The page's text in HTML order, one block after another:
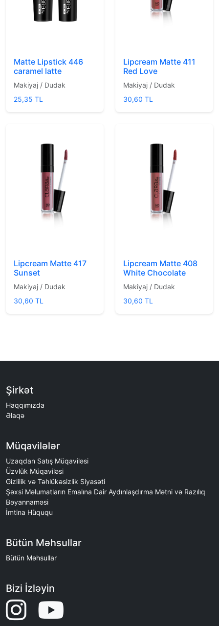
Matte Lipstick 446
caramel latte
Makiyaj / Dudak
25,35 TL
Lipcream Matte 411
Red Love
Makiyaj / Dudak
30,60 TL
Lipcream Matte 417
Sunset
Makiyaj / Dudak
30,60 TL
Lipcream Matte 408
White Chocolate
Makiyaj / Dudak
30,60 TL
Şirkət
Haqqımızda
Əlaqə
Müqavilələr
Uzaqdan Satış Müqaviləsi
Üzvlük Müqaviləsi
Gizlilik və Təhlükəsizlik Siyasəti
Şəxsi Məlumatların Emalına Dair Aydınlaşdırma Mətni və Razılıq
Bəyannaməsi
İmtina Hüququ
Bütün Məhsullar
Bütün Məhsullar
Bizi İzləyin